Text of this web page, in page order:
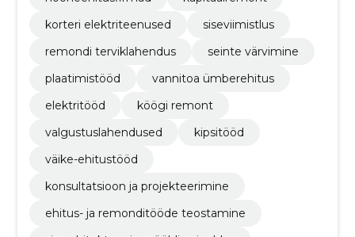
korteri elektriteenused
siseviimistlus
remondi terviklahendus
seinte värvimine
plaatimistööd
vannitoa ümberehitus
elektritööd
köögi remont
valgustuslahendused
kipsitööd
väike-ehitustööd
konsultatsioon ja projekteerimine
ehitus- ja remonditööde teostamine